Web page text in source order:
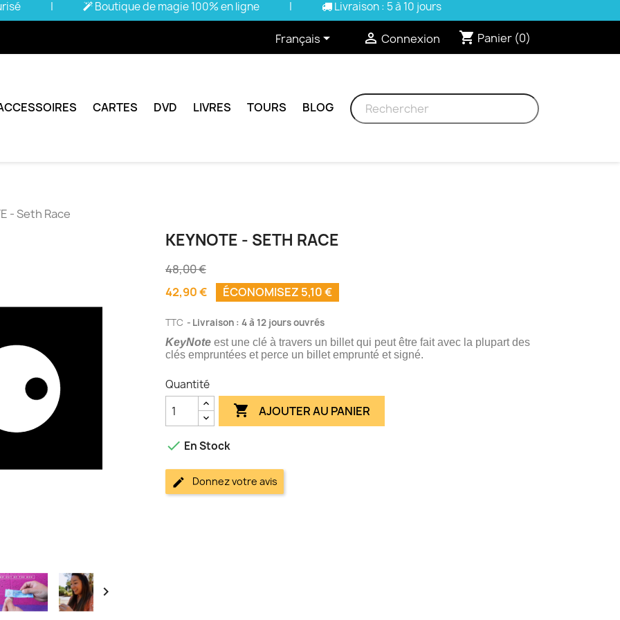
| Boutique de magie 100% en ligne | Livraison : 5 à 10 jours
Français  Connexion shopping_cart Panier (0)
CARTES DVD LIVRES TOURS BLOG
- Seth Race

KEYNOTE - SETH RACE
48,00 €
42,90 €
ÉCONOMISEZ 5,10 €
TTC Livraison : 4 à 12 jours ouvrés
KeyNote est une clé à travers un billet qui peut être fait avec la plupart des
clés empruntées et perce un billet emprunté et signé.
Quantité
 AJOUTER AU PANIER
 En Stock
Donnez votre avis